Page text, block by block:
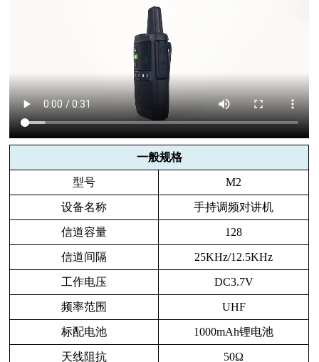
一般规格
型号 M2
设备名称 手持调频对讲机
信道容量 128
信道间隔 25KHz/12.5KHz
工作电压 DC3.7V
频率范围 UHF
标配电池 1000mAh锂电池
天线阻抗 50Ω